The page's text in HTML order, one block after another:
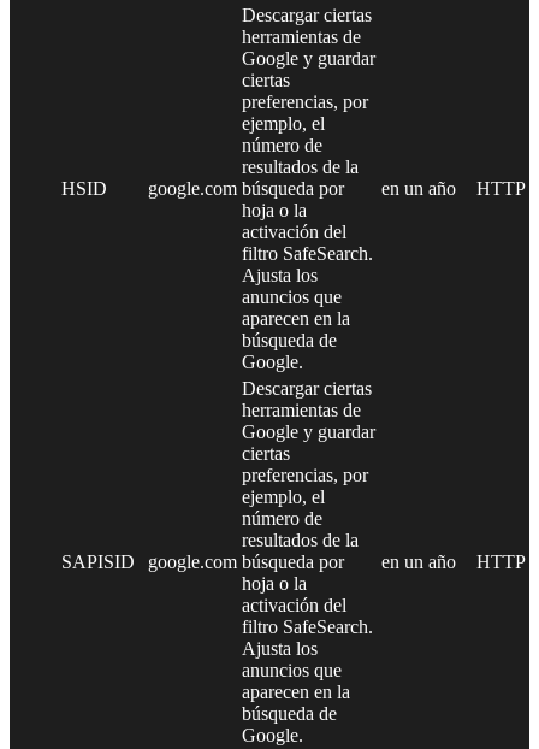
HSID google.com
Descargar ciertas
herramientas de
Google y guardar
ciertas
preferencias, por
ejemplo, el
número de
resultados de la
búsqueda por
hoja o la
activación del
filtro SafeSearch.
Ajusta los
anuncios que
aparecen en la
búsqueda de
Google.
en un año HTTP
SAPISID google.com
Descargar ciertas
herramientas de
Google y guardar
ciertas
preferencias, por
ejemplo, el
número de
resultados de la
búsqueda por
hoja o la
activación del
filtro SafeSearch.
Ajusta los
anuncios que
aparecen en la
búsqueda de
Google.
en un año HTTP